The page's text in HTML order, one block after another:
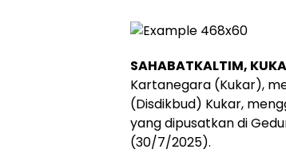
SAHABATKALTIM,
Kartanegara (Kukar),
(Disdikbud) Kukar,
yang dipusatkan di
(30/7/2025).